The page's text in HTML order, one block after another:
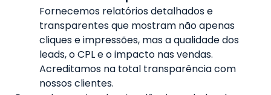
Fornecemos relatórios detalhados e
transparentes que mostram não apenas
cliques e impressões, mas a qualidade dos
leads, o CPL e o impacto nas vendas.
Acreditamos na total transparência com
nossos clientes.